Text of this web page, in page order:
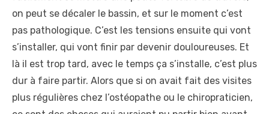
on peut se décaler le bassin, et sur le moment c’est
pas pathologique. C’est les tensions ensuite qui vont
s’installer, qui vont finir par devenir douloureuses. Et
là il est trop tard, avec le temps ça s’installe, c’est plus
dur à faire partir. Alors que si on avait fait des visites
plus régulières chez l’ostéopathe ou le chiropraticien,